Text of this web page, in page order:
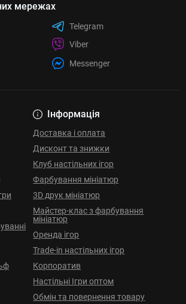
Інформація
Доставка і оплата
Дисконт та знижки
Клуб настільних ігор
Фарбування мініатюр
3D друк мініатюр
Майстер-клас з фарбування
мініатюр
Оренда ігор
Trade-in настільних ігор
Корпоратив
Настільні Ігри оптом
Обмін та повернення товару
мережах
Telegram
Viber
Messenger